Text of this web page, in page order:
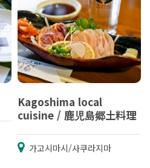
Kagoshima local
cuisine / 鹿児島郷土料理
가고시마시/사쿠라지마